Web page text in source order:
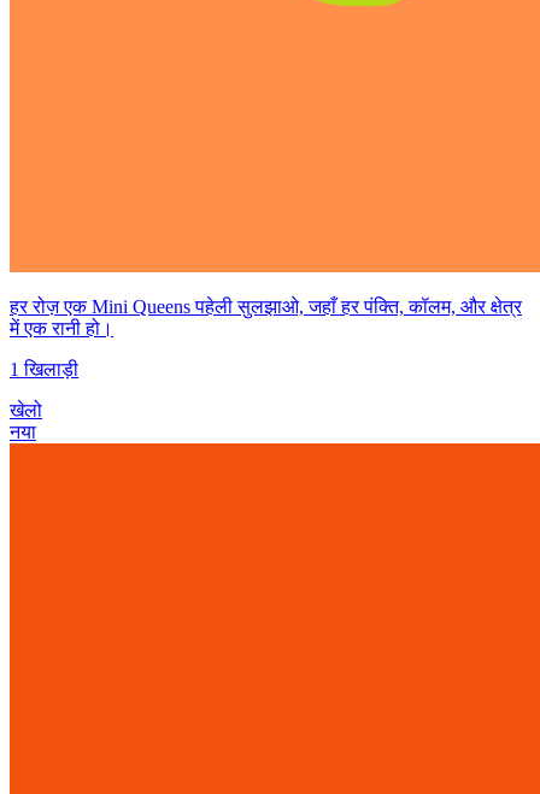
हर रोज़ एक Mini Queens पहेली सुलझाओ, जहाँ हर पंक्ति, कॉलम, और क्षेत्र
में एक रानी हो।
1 खिलाड़ी
खेलो
नया